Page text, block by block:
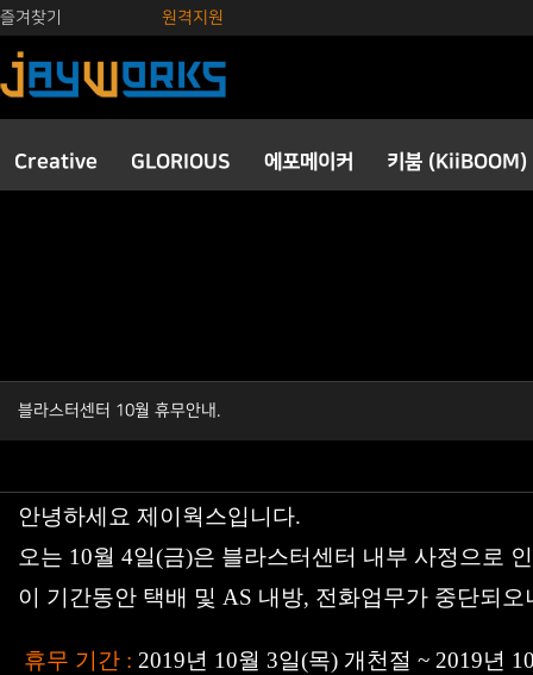
즐겨찾기 원격지원
Creative GLORIOUS 에포메이커 키붐 (KiiBOOM)
블라스터센터 10월 휴무안내.
안녕하세요 제이웍스입니다.
오는 10월 4일(금)은 블라스터센터 내부 사정으로
이 기간동안 택배 및 AS 내방, 전화업무가 중단되
휴무 기간 : 2019년 10월 3일(목) 개천절 ~ 2019년